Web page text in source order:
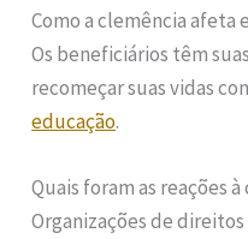
Como a clemência afeta
Os beneficiários têm
recomeçar suas vidas
educação.
Quais foram as reações
Organizações de